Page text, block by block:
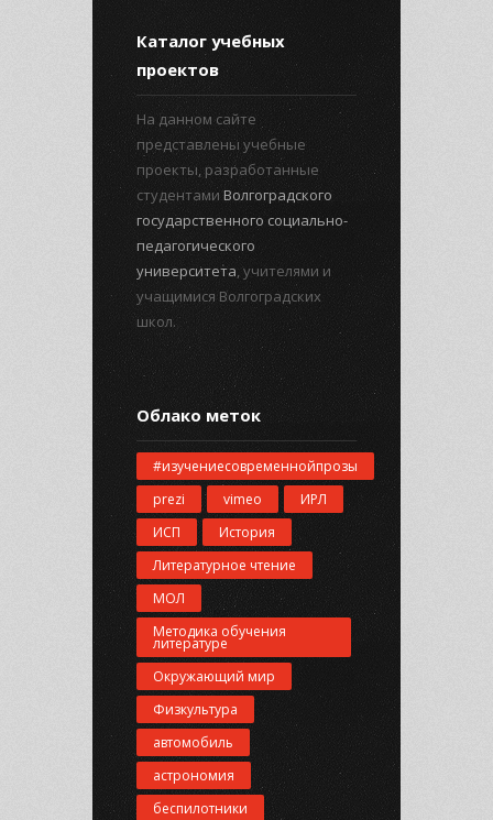
Каталог учебных
проектов
На данном сайте
представлены учебные
проекты, разработанные
студентами Волгоградского
государственного социально-
педагогического
университета, учителями и
учащимися Волгоградских
школ.
Облако меток
#изучениесовременнойпрозы
prezi
vimeo
ИРЛ
ИСП
История
Литературное чтение
МОЛ
Методика обучения
литературе
Окружающий мир
Физкультура
автомобиль
астрономия
беспилотники